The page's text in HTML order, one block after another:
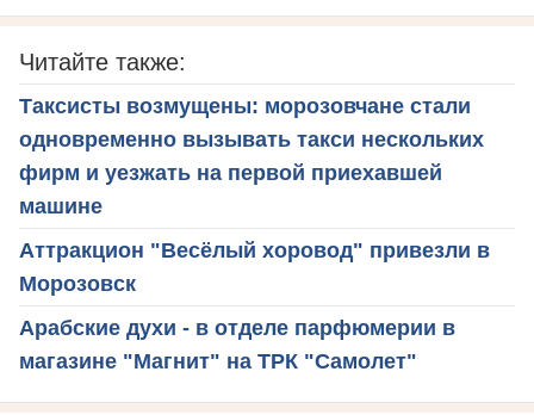
Читайте также:
Таксисты возмущены: морозовчане стали
одновременно вызывать такси нескольких
фирм и уезжать на первой приехавшей
машине
Аттракцион "Весёлый хоровод" привезли в
Морозовск
Арабские духи - в отделе парфюмерии в
магазине "Магнит" на ТРК "Самолет"